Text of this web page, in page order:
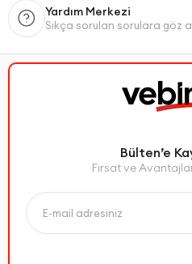
Yardım Merkezi
Sıkça sorulan sorulara göz
Bülten’e
Fırsat ve